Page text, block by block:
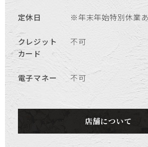
定休日 ※年末年始特別休業あ
クレジット
カード
不可
電子マネー 不可
店舗について